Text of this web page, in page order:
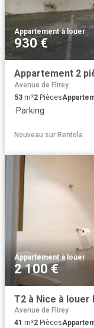
Appartement·à louer
930 €
Appartement 2
Avenue de Flirey
53 m²2 Pièces
·Parking
Nouveau sur Rentola
Appartement·à louer
2 100 €
Avenue de Flirey
41 m²2 Pièces